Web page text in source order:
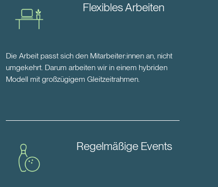
Flexibles Arbeiten
Die Arbeit passt sich den Mitarbeiter:innen an, nicht
umgekehrt. Darum arbeiten wir in einem hybriden
Modell mit großzügigem Gleitzeitrahmen.
Regelmäßige Events